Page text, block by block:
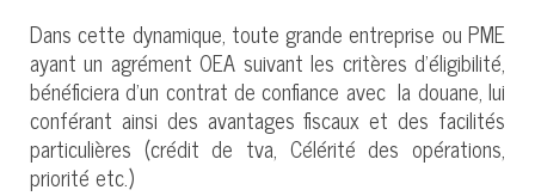
Dans cette dynamique, toute grande entreprise ou PME
ayant un agrément OEA suivant les critères d’éligibilité,
bénéficiera d’un contrat de confiance avec la douane, lui
conférant ainsi des avantages fiscaux et des facilités
particulières (crédit de tva, Célérité des opérations,
priorité etc.)